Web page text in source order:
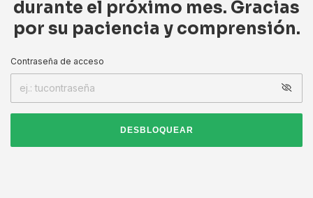
durante el próximo mes. Gracias
por su paciencia y comprensión.
Contraseña de acceso
DESBLOQUEAR